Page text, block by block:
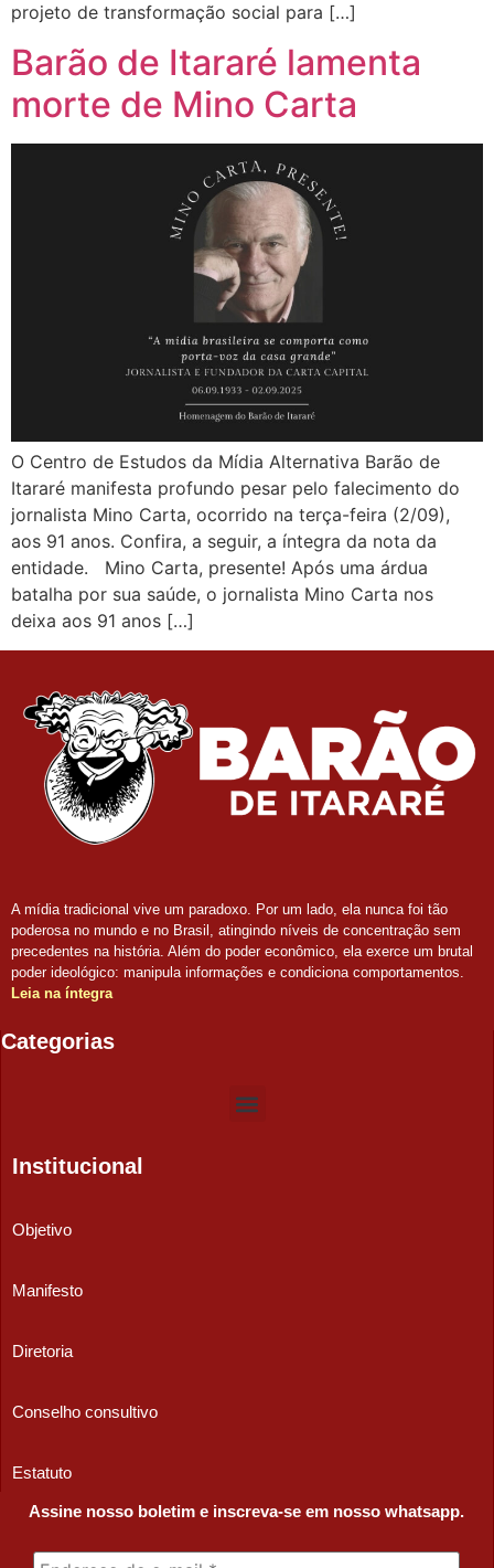
projeto de transformação social para […]
Barão de Itararé lamenta
morte de Mino Carta
O Centro de Estudos da Mídia Alternativa Barão de
Itararé manifesta profundo pesar pelo falecimento do
jornalista Mino Carta, ocorrido na terça-feira (2/09),
aos 91 anos. Confira, a seguir, a íntegra da nota da
entidade. Mino Carta, presente! Após uma árdua
batalha por sua saúde, o jornalista Mino Carta nos
deixa aos 91 anos […]
A mídia tradicional vive um paradoxo. Por um lado, ela nunca foi tão
poderosa no mundo e no Brasil, atingindo níveis de concentração sem
precedentes na história. Além do poder econômico, ela exerce um brutal
poder ideológico: manipula informações e condiciona comportamentos.
Leia na íntegra
Categorias
Institucional
Objetivo
Manifesto
Diretoria
Conselho consultivo
Estatuto
Assine nosso boletim e inscreva-se em nosso whatsapp.